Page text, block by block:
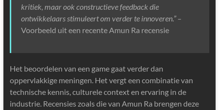
kritiek, maar ook constructieve feedback die
ontwikkelaars stimuleert om verder te innoveren.” –
Voorbeeld uit een recente Amun Ra recensie
Het beoordelen van een game gaat verder dan
oppervlakkige meningen. Het vergt een combinatie van
technische kennis, culturele context en ervaring in de
industrie. Recensies zoals die van Amun Ra brengen deze